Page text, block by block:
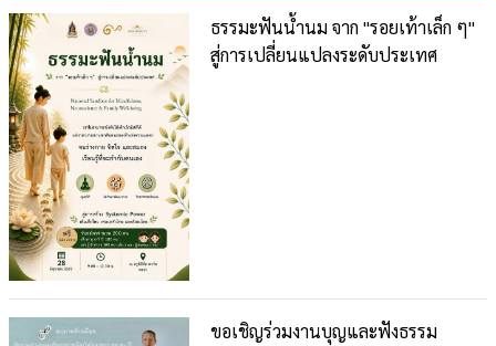
ธรรมะฟันน้ำนม จาก "รอยเท้าเล็ก ๆ"
สู่การเปลี่ยนแปลงระดับประเทศ
ขอเชิญร่วมงานบุญและฟังธรรม